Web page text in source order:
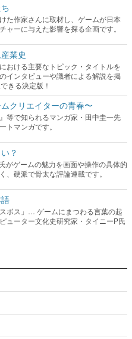
た作家さんに取材し、ゲームが日本
ャーに与えた影響を探る企画です。
業史
おける主要なトピック・タイトルを
インタビューや識者による解説を掲
きる決定版！
クリエイターの青春〜
等で知られるマンガ家・田中圭一先
トマンガです。
？
がゲームの魅力を画面や操作の具体的
、硬派で骨太な評論連載です。
ボス」… ゲームにまつわる言葉の起
ューター文化史研究家・タイニーP氏